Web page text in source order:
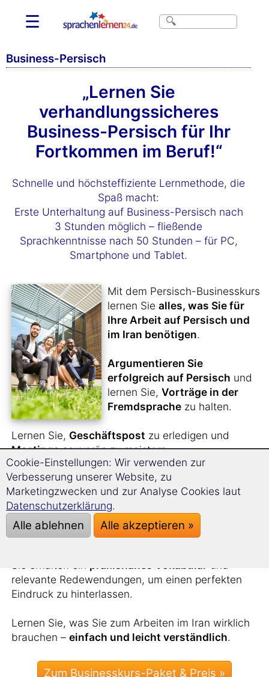
☰
Business-Persisch
„Lernen Sie
verhandlungssicheres
Business-Persisch für Ihr
Fortkommen im Beruf!“
Schnelle und höchsteffiziente Lernmethode, die
Spaß macht:
Erste Unterhaltung auf Business-Persisch nach
3 Stunden möglich – fließende
Sprachkenntnisse nach 50 Stunden – für PC,
Smartphone und Tablet.
Mit dem Persisch-Businesskurs
lernen Sie alles, was Sie für
Ihre Arbeit auf Persisch und
im Iran benötigen.
Argumentieren Sie
erfolgreich auf Persisch und
lernen Sie, Vorträge in der
Fremdsprache zu halten.
Lernen Sie, Geschäftspost zu erledigen und
Meetingssouverän zu meistern.
Bewerben Sie sich im Iran.
Durch dieeinzigartige Langzeitgedächtnis-
Lernmethodewerden Sie sich bequem innerhalb
kürzester Zeit den kompletten Persisch-Business-
Wortschatz aneignen.
relevante Redewendungen, um einen perfekten
Eindruck zu hinterlassen.
Lernen Sie, was Sie zum Arbeiten im Iran wirklich
brauchen – einfach und leicht verständlich.
Zum Businesskurs-Paket & Preis »
Cookie-Einstellungen: Wir verwenden zur
Verbesserung unserer Website, zu
Marketingzwecken und zur Analyse Cookies laut
Datenschutzerklärung.
Alle ablehnen Alle akzeptieren »